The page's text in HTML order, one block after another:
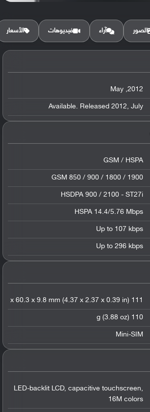
الصور آراء فيديوهات الأسعار
2012, May
Available. Released 2012, July
GSM / HSPA
GSM 850 / 900 / 1800 / 1900
HSDPA 900 / 2100 - ST27i
HSPA 14.4/5.76 Mbps
Up to 107 kbps
Up to 296 kbps
111 x 60.3 x 9.8 mm (4.37 x 2.37 x 0.39 in)
110 g (3.88 oz)
Mini-SIM
LED-backlit LCD, capacitive touchscreen,
16M colors